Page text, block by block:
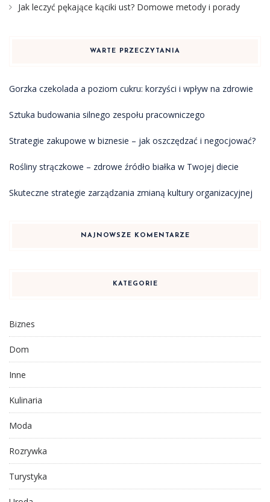
Jak leczyć pękające kąciki ust? Domowe metody i porady
WARTE PRZECZYTANIA
Gorzka czekolada a poziom cukru: korzyści i wpływ na zdrowie
Sztuka budowania silnego zespołu pracowniczego
Strategie zakupowe w biznesie – jak oszczędzać i negocjować?
Rośliny strączkowe – zdrowe źródło białka w Twojej diecie
Skuteczne strategie zarządzania zmianą kultury organizacyjnej
NAJNOWSZE KOMENTARZE
KATEGORIE
Biznes
Dom
Inne
Kulinaria
Moda
Rozrywka
Turystyka